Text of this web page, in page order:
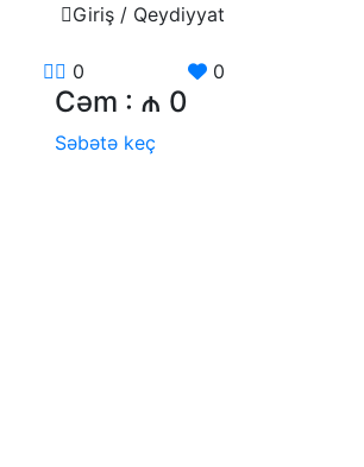
Giriş / Qeydiyyat
0
Cəm : ₼ 0
Səbətə keç
0